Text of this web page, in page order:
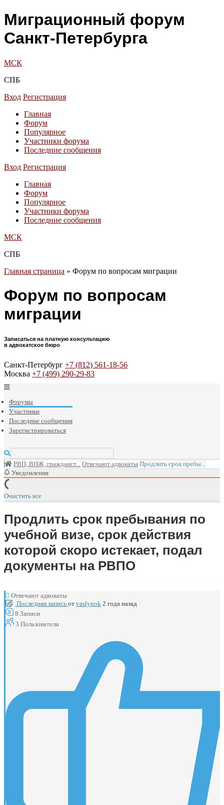
Миграционный форум
Санкт-Петербурга
МСК
СПБ
Вход Регистрация
Главная
Форум
Популярное
Участники форума
Последние сообщения
Вход Регистрация
Главная
Форум
Популярное
Участники форума
Последние сообщения
МСК
СПБ
Главная страница » Форум по вопросам миграции
Форум по вопросам
миграции
Записаться на платную консультацию
в адвокатское бюро
Санкт-Петербург +7 (812) 561-18-56
Москва +7 (499) 290-29-83
Форумы
Участники
Последние сообщения
Зарегистрироваться
РВП, ВНЖ, гражданст... Отвечают адвокаты Продлить срок пребы...
Уведомления
Очистить все
Продлить срок пребывания по
учебной визе, срок действия
которой скоро истекает, подал
документы на РВПО
Отвечают адвокаты
Последняя запись от vaslynok 2 года назад
8 Записи
3 Пользователи